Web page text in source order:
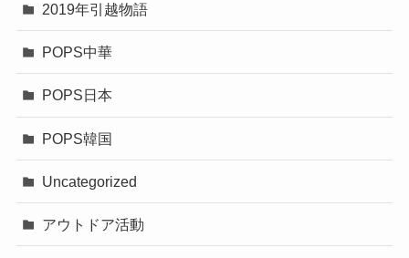
2019年引越物語
POPS中華
POPS日本
POPS韓国
Uncategorized
アウトドア活動